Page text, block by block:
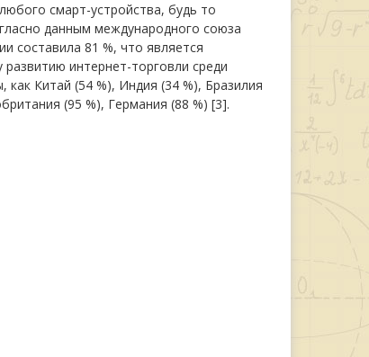
смарт-устройства, будь то
данным международного союза
составила 81 %, что является
интернет-торговли среди
Китай (54 %), Индия (34 %), Бразилия
(95 %), Германия (88 %) [3].